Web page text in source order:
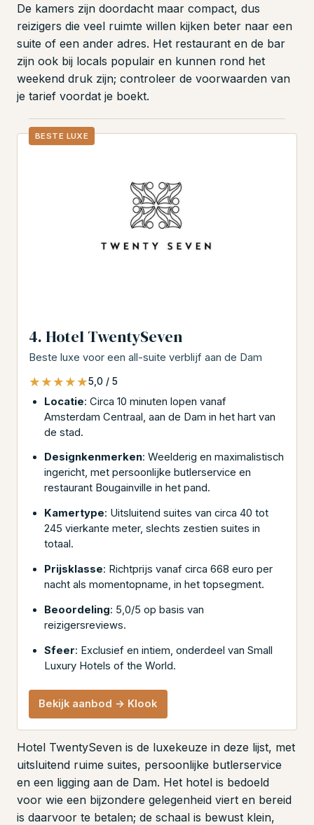
De kamers zijn doordacht maar compact, dus
reizigers die veel ruimte willen kijken beter naar een
suite of een ander adres. Het restaurant en de bar
zijn ook bij locals populair en kunnen rond het
weekend druk zijn; controleer de voorwaarden van
je tarief voordat je boekt.
BESTE LUXE
4. Hotel TwentySeven
Beste luxe voor een all-suite verblijf aan de Dam
★★★★★
★★★★★5,0 / 5
Locatie: Circa 10 minuten lopen vanaf
Amsterdam Centraal, aan de Dam in het hart van
de stad.
Designkenmerken: Weelderig en maximalistisch
ingericht, met persoonlijke butlerservice en
restaurant Bougainville in het pand.
Kamertype: Uitsluitend suites van circa 40 tot
245 vierkante meter, slechts zestien suites in
totaal.
Prijsklasse: Richtprijs vanaf circa 668 euro per
nacht als momentopname, in het topsegment.
Beoordeling: 5,0/5 op basis van
reizigersreviews.
Sfeer: Exclusief en intiem, onderdeel van Small
Luxury Hotels of the World.
Bekijk aanbod → Klook
Hotel TwentySeven is de luxekeuze in deze lijst, met
uitsluitend ruime suites, persoonlijke butlerservice
en een ligging aan de Dam. Het hotel is bedoeld
voor wie een bijzondere gelegenheid viert en bereid
is daarvoor te betalen; de schaal is bewust klein,